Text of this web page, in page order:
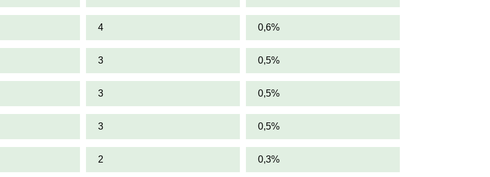
4 0,6%
3 0,5%
3 0,5%
3 0,5%
2 0,3%